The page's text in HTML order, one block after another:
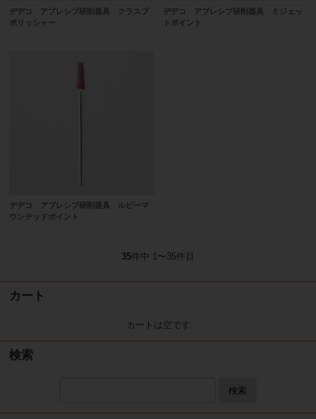
デデコ アブレシブ研削器具 クラスプ
ポリッシャー
デデコ アブレシブ研削器具 ミジェッ
トポイント
デデコ アブレシブ研削器具 ルビーマ
ウンテッドポイント
35件中 1〜35件目
カート
カートは空です
検索
検索